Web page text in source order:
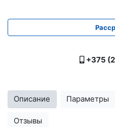
+375
Описание Параметры
Отзывы